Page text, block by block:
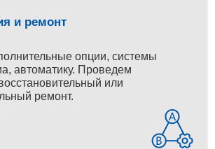
и ремонт
опции, системы
автоматику. Проведем
или
ремонт.